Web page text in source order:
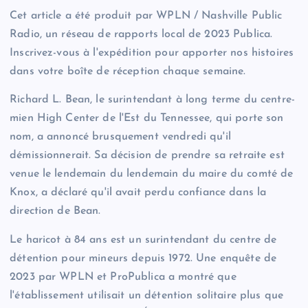
Cet article a été produit par WPLN / Nashville Public
Radio, un réseau de rapports local de 2023 Publica.
Inscrivez-vous à l'expédition pour apporter nos histoires
dans votre boîte de réception chaque semaine.
Richard L. Bean, le surintendant à long terme du centre-
mien High Center de l'Est du Tennessee, qui porte son
nom, a annoncé brusquement vendredi qu'il
démissionnerait. Sa décision de prendre sa retraite est
venue le lendemain du lendemain du maire du comté de
Knox, a déclaré qu'il avait perdu confiance dans la
direction de Bean.
Le haricot à 84 ans est un surintendant du centre de
détention pour mineurs depuis 1972. Une enquête de
2023 par WPLN et ProPublica a montré que
l'établissement utilisait un détention solitaire plus que